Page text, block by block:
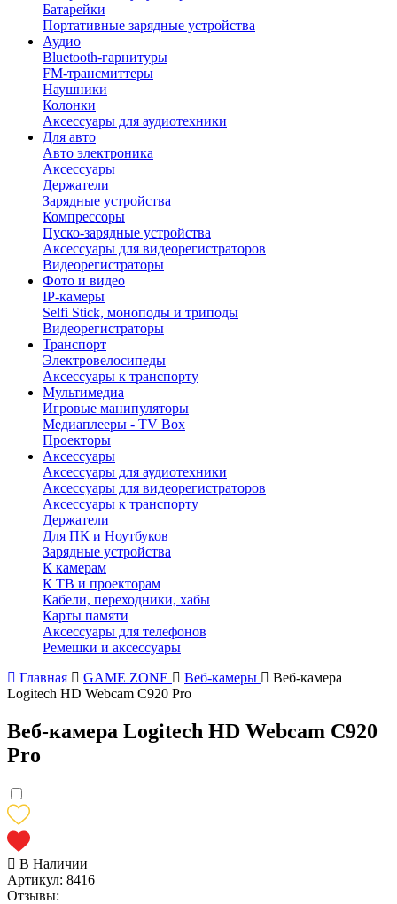
Батарейки
Портативные зарядные устройства
Аудио
Bluetooth-гарнитуры
FM-трансмиттеры
Наушники
Колонки
Аксессуары для аудиотехники
Для авто
Авто электроника
Аксессуары
Держатели
Зарядные устройства
Компрессоры
Пуско-зарядные устройства
Аксессуары для видеорегистраторов
Видеорегистраторы
Фото и видео
IP-камеры
Selfi Stick, моноподы и триподы
Видеорегистраторы
Транспорт
Электровелосипеды
Аксессуары к транспорту
Мультимедиа
Игровые манипуляторы
Медиаплееры - TV Box
Проекторы
Аксессуары
Аксессуары для аудиотехники
Аксессуары для видеорегистраторов
Аксессуары к транспорту
Держатели
Для ПК и Ноутбуков
Зарядные устройства
К камерам
К ТВ и проекторам
Кабели, переходники, хабы
Карты памяти
Аксессуары для телефонов
Ремешки и аксессуары
Главная
GAME ZONE Веб-камеры
Веб-камера
Logitech HD Webcam C920 Pro
Веб-камера Logitech HD Webcam C920
Pro
В Наличии
Артикул: 8416
Отзывы: